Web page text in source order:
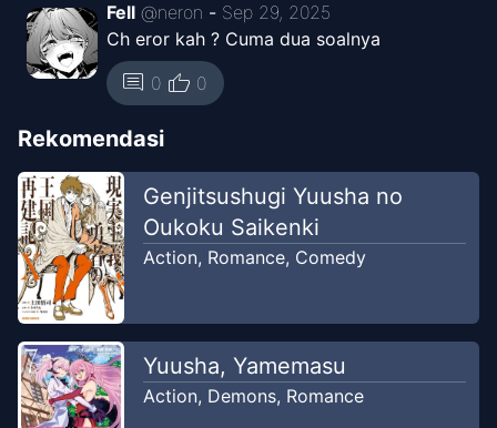
Fell @neron - Sep 29, 2025
Ch eror kah ? Cuma dua soalnya
comment 0 thumb_up 0
Rekomendasi
Genjitsushugi Yuusha no
Oukoku Saikenki
Action, Romance, Comedy
Yuusha, Yamemasu
Action, Demons, Romance